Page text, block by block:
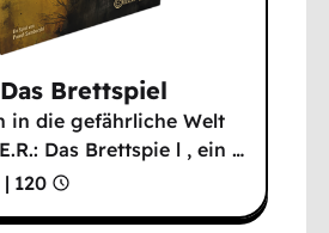
Brettspiel
in die gefährliche Welt
Das Brettspie l , ein…
| 120